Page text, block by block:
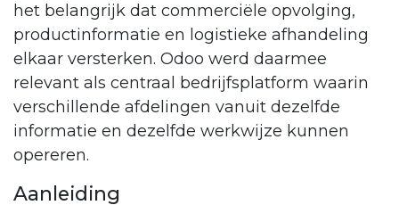
het belangrijk dat commerciële opvolging,
productinformatie en logistieke afhandeling
elkaar versterken. Odoo werd daarmee
relevant als centraal bedrijfsplatform waarin
verschillende afdelingen vanuit dezelfde
informatie en dezelfde werkwijze kunnen
opereren.
Aanleiding